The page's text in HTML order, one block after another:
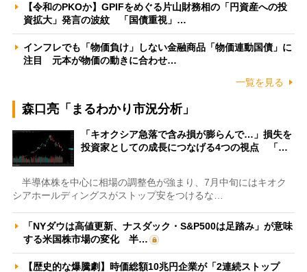
【令和のPKOか】GPIFをめぐる片山財務相の「円資産への投
資拡大」発言の波紋 「国債重視」…
インフレでも「物価負け」しない金融商品「物価連動国債」に
注目 元本が物価の動きに合わせ…
一覧を見る
森口亮「まるわかり市況分析」
「キオクシア急落で含み損が膨らんで…」損失を
投資家としての成長につなげる4つの視点 「…
半導体株を中心に相場の調整色が強まり、7月中旬にはキオク
シアホールディングスがストップ安をつけるな…
「NYダウは高値更新、ナスダック・S&P500は足踏み」が意味
する米国株市場の変化 半…
【歴史的な爆騰劇】時価総額10兆円企業が「2連続ストップ